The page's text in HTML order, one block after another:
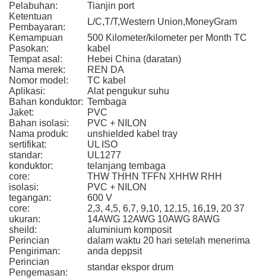
Pelabuhan:
Tianjin port
Ketentuan
Pembayaran:
L/C,T/T,Western Union,MoneyGram
Kemampuan
Pasokan:
500 Kilometer/kilometer per Month TC
kabel
Tempat asal:
Hebei China (daratan)
Nama merek:
REN DA
Nomor model:
TC kabel
Aplikasi:
Alat pengukur suhu
Bahan konduktor: Tembaga
Jaket:
PVC
Bahan isolasi:
PVC + NILON
Nama produk:
unshielded kabel tray
sertifikat:
UL ISO
standar:
UL1277
konduktor:
telanjang tembaga
core:
THW THHN TFFN XHHW RHH
isolasi:
PVC + NILON
tegangan:
600 V
core:
2,3, 4,5, 6,7, 9,10, 12,15, 16,19, 20 37
ukuran:
14AWG 12AWG 10AWG 8AWG
sheild:
aluminium komposit
Perincian
Pengiriman:
dalam waktu 20 hari setelah menerima
anda deppsit
Perincian
Pengemasan:
standar ekspor drum